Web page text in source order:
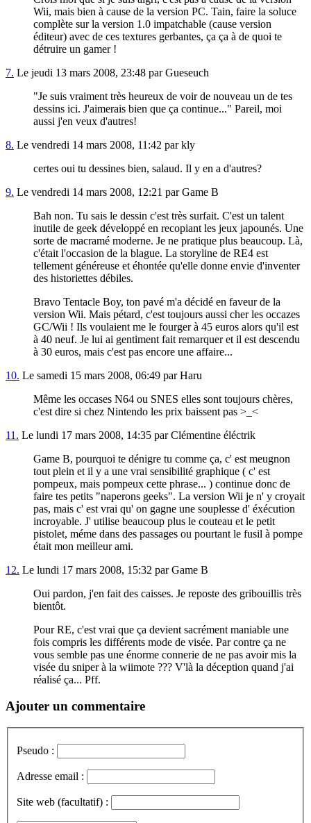
Wii, mais bien à cause de la version PC. Tain, faire la soluce
complète sur la version 1.0 impatchable (cause version
éditeur) avec de ces textures gerbantes, ça ça à de quoi te
détruire un gamer !
7. Le jeudi 13 mars 2008, 23:48 par Gueseuch
"Je suis vraiment très heureux de voir de nouveau un de tes
dessins ici. J'aimerais bien que ça continue..." Pareil, moi
aussi j'en veux d'autres!
8. Le vendredi 14 mars 2008, 11:42 par kly
certes oui tu dessines bien, salaud. Il y en a d'autres?
9. Le vendredi 14 mars 2008, 12:21 par Game B
Bah non. Tu sais le dessin c'est très surfait. C'est un talent
inutile de geek développé en recopiant les jeux japounés. Une
sorte de macramé moderne. Je ne pratique plus beaucoup. Là,
c'était l'occasion de la blague. La storyline de RE4 est
tellement généreuse et éhontée qu'elle donne envie d'inventer
des historiettes débiles.
Bravo Tentacle Boy, ton pavé m'a décidé en faveur de la
version Wii. Mais pétard, c'est toujours aussi cher les occazes
GC/Wii ! Ils voulaient me le fourger à 45 euros alors qu'il est
à 40 neuf. Je lui ai gentiment fait remarquer et il est descendu
à 30 euros, mais c'est pas encore une affaire...
10. Le samedi 15 mars 2008, 06:49 par Haru
Même les occases N64 ou SNES elles sont toujours chères,
c'est dire si chez Nintendo les prix baissent pas >_<
11. Le lundi 17 mars 2008, 14:35 par Clémentine éléctrik
Game B, pourquoi te dénigre tu comme ça, c' est meugnon
tout plein et il y a une vrai sensibilité graphique ( c' est
pompeux, mais pompeux cette phrase... ) continue donc de
faire tes petits "naperons geeks". La version Wii je n' y croyait
pas, mais c' est vrai qu' on gagne une souplesse d' éxécution
incroyable. J' utilise beaucoup plus le couteau et le petit
pistolet, méme dans des passages ou pourtant le fusil à pompe
était mon meilleur ami.
12. Le lundi 17 mars 2008, 15:32 par Game B
Oui pardon, j'en fait des caisses. Je reposte des gribouillis très
bientôt.
Pour RE, c'est vrai que ça devient sacrément maniable une
fois compris les différents mode de visée. Par contre ça ne
vous semble pas une énorme connerie de ne pas avoir mis la
visée du sniper à la wiimote ??? V'là la déception quand j'ai
réalisé ça... Pff.
Ajouter un commentaire
Pseudo :
Adresse email :
Site web (facultatif) :